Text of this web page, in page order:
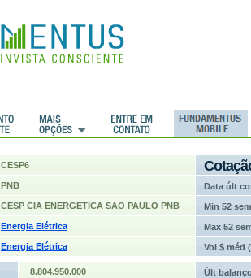
CESP6
PNB Data últ
CESP CIA ENERGETICA SAO PAULO PNB Min 52 sem
Energia Elétrica Max 52
Energia Elétrica Vol $ méd
8.804.950.000 Últ